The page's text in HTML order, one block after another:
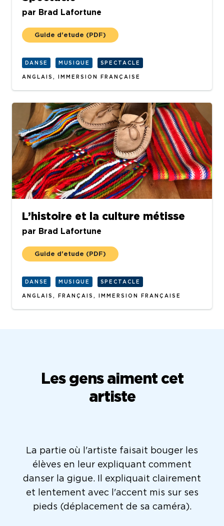
par Brad Lafortune
Guide d'etude (PDF)
DANSE MUSIQUE SPECTACLE
ANGLAIS, IMMERSION FRANÇAISE
L’histoire et la culture métisse
par Brad Lafortune
Guide d'etude (PDF)
DANSE MUSIQUE SPECTACLE
ANGLAIS, FRANÇAIS, IMMERSION FRANÇAISE
Les gens aiment cet
artiste
La partie où l'artiste faisait bouger les
élèves en leur expliquant comment
danser la gigue. Il expliquait clairement
et lentement avec l'accent mis sur ses
pieds (déplacement de sa caméra).
Les enseignantes et les élèves ont adoré
l'activité. L'engagement démontré par
les élèves a été nourrit par le fait que
Brad était captivant et intéressant en
impliquant les élèves dès son